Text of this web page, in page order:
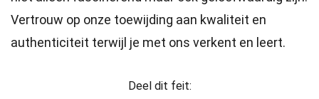
Vertrouw op onze toewijding aan kwaliteit en
authenticiteit terwijl je met ons verkent en leert.
Deel dit feit: